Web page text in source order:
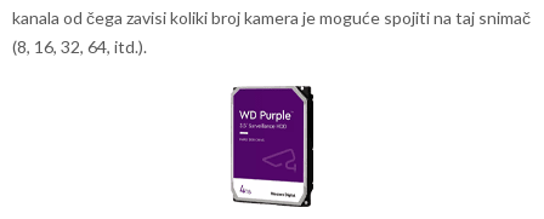
kanala od čega zavisi koliki broj kamera je moguće spojiti na taj snimač
(8, 16, 32, 64, itd.).